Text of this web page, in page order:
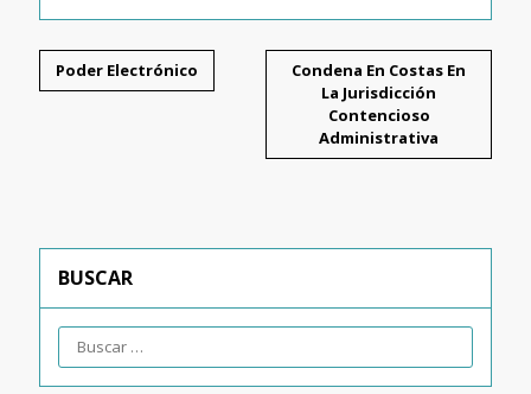
Poder Electrónico
Condena En Costas En
La Jurisdicción
Contencioso
Administrativa
BUSCAR